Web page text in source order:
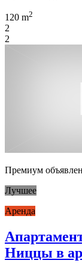
120 m2
2
2
Премиум
Лучшее
Аренда
Ниццы в